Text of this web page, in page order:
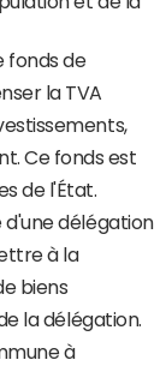
fonds de
la TVA
Ce fonds est
de l'État.
d'une délégation
à la
biens
la délégation.
à